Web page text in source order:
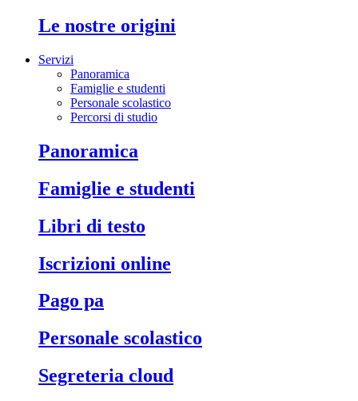
le nostre origini
Servizi
Panoramica
Famiglie e studenti
Personale scolastico
Percorsi di studio
panoramica
famiglie e studenti
libri di testo
iscrizioni online
pago pa
personale scolastico
segreteria cloud